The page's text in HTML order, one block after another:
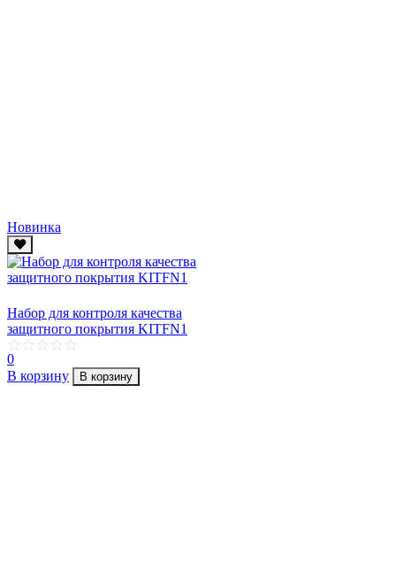
Новинка
Набор для контроля качества
защитного покрытия KITFN1
0
В корзину
В корзину